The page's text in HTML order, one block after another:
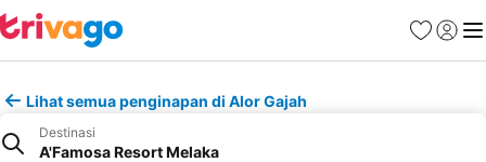
Kegemaran
Daftar
Lihat semua penginapan di Alor Gajah
Destinasi
A'Famosa Resort Melaka